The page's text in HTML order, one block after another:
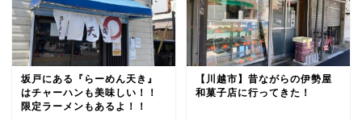
坂戸にある『らーめん天き』
はチャーハンも美味しい！！
限定ラーメンもあるよ！！
【川越市】昔ながらの伊勢屋
和菓子店に行ってきた！